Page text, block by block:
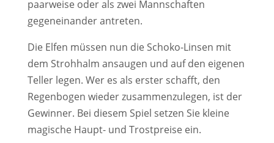
paarweise oder als zwei Mannschaften
gegeneinander antreten.
Die Elfen müssen nun die Schoko-Linsen mit
dem Strohhalm ansaugen und auf den eigenen
Teller legen. Wer es als erster schafft, den
Regenbogen wieder zusammenzulegen, ist der
Gewinner. Bei diesem Spiel setzen Sie kleine
magische Haupt- und Trostpreise ein.